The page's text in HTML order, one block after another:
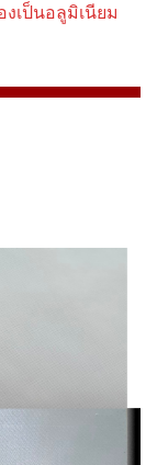
เป็นอลูมิเนียม